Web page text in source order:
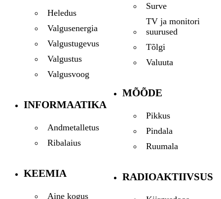
Heledus
Valgusenergia
Valgustugevus
Valgustus
Valgusvoog
INFORMAATIKA
Andmetalletus
Ribalaius
KEEMIA
Aine kogus
Surve
TV ja monitori
suurused
Tõlgi
Valuuta
MÕÕDE
Pikkus
Pindala
Ruumala
RADIOAKTIIVSUS